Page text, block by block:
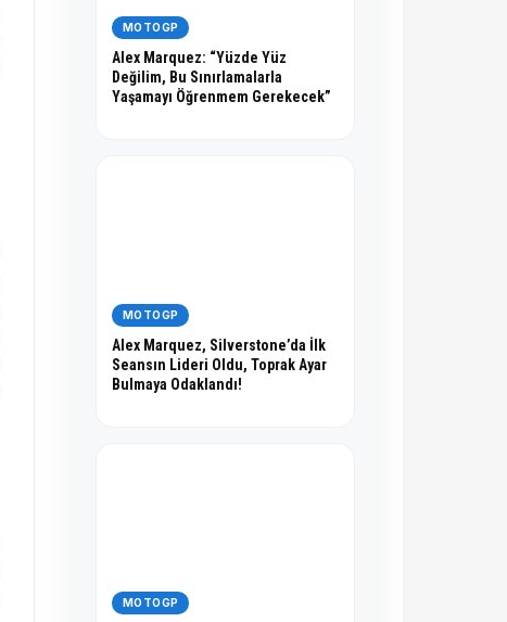
MOTOGP
Alex Marquez: “Yüzde Yüz
Değilim, Bu Sınırlamalarla
Yaşamayı Öğrenmem Gerekecek”
MOTOGP
Alex Marquez, Silverstone’da İlk
Seansın Lideri Oldu, Toprak Ayar
Bulmaya Odaklandı!
MOTOGP